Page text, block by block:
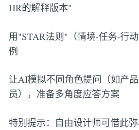
HR的解释版本"
用"STAR法则"（情境-任务-行
例
让AI模拟不同角色提问（如产
员），准备多角度应答方案
特别提示：自由设计师可借此